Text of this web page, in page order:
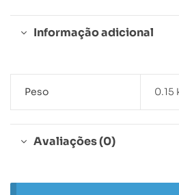
Informação adicional
Peso 0.15
Avaliações (0)